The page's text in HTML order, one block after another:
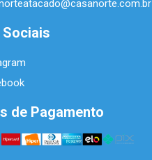
Sociais
de Pagamento